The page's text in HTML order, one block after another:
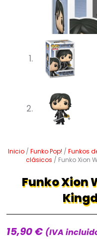
Inicio/ Funko Pop! / Funkos
clásicos / Funko Xion
Funko Xion
15,90€ (IVA